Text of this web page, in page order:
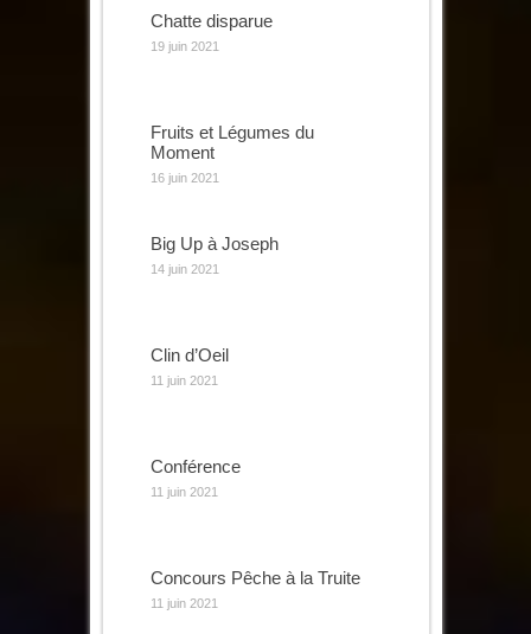
Chatte disparue
19 juin 2021
Fruits et Légumes du
Moment
16 juin 2021
Big Up à Joseph
14 juin 2021
Clin d’Oeil
11 juin 2021
Conférence
11 juin 2021
Concours Pêche à la Truite
11 juin 2021